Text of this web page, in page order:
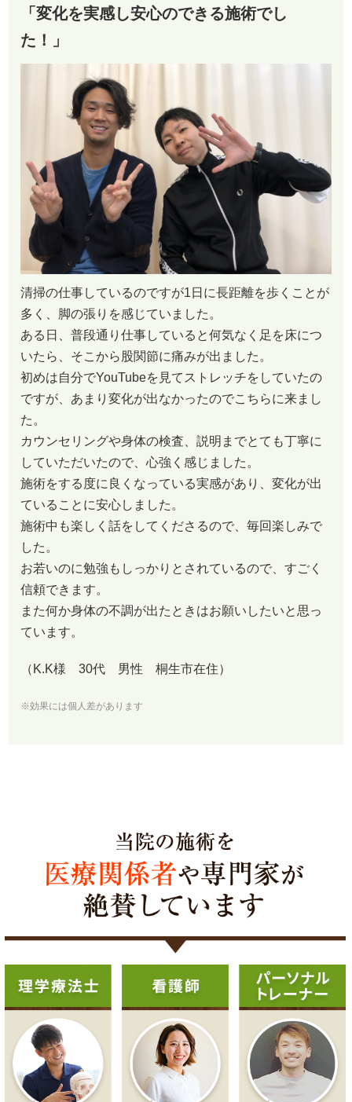
「変化を実感し安心のできる施術でし
た！」
清掃の仕事しているのですが1日に長距離を歩くことが
多く、脚の張りを感じていました。
ある日、普段通り仕事していると何気なく足を床につ
いたら、そこから股関節に痛みが出ました。
初めは自分でYouTubeを見てストレッチをしていたの
ですが、あまり変化が出なかったのでこちらに来まし
た。
カウンセリングや身体の検査、説明までとても丁寧に
していただいたので、心強く感じました。
施術をする度に良くなっている実感があり、変化が出
ていることに安心しました。
施術中も楽しく話をしてくださるので、毎回楽しみで
した。
お若いのに勉強もしっかりとされているので、すごく
信頼できます。
また何か身体の不調が出たときはお願いしたいと思っ
ています。
（K.K様 30代 男性 桐生市在住）
※効果には個人差があります